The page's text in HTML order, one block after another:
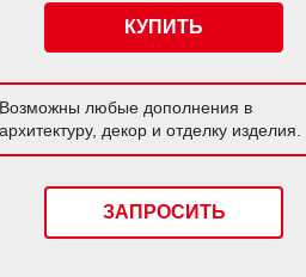
КУПИТЬ
Возможны любые дополнения в
архитектуру, декор и отделку изделия.
ЗАПРОСИТЬ